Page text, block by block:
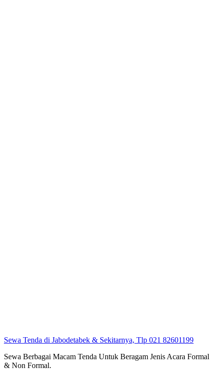
Sewa Tenda di Jabodetabek & Sekitarnya, Tlp 021 82601199
Sewa Berbagai Macam Tenda Untuk Beragam Jenis Acara Formal
& Non Formal.